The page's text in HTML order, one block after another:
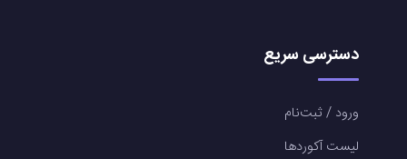
دسترسی سریع
ورود / ثبت‌نام
لیست آکوردها